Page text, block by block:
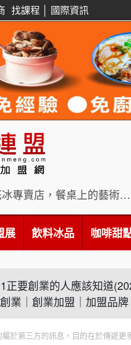
找課程 國際資訊
【冰封仙果】雪花冰專賣店，餐桌上的藝術饗宴
展 飲料冰品 咖啡甜
正要創業的人應該知道
業｜創業加盟｜加盟品
於第三方的訊息，目的在於傳遞